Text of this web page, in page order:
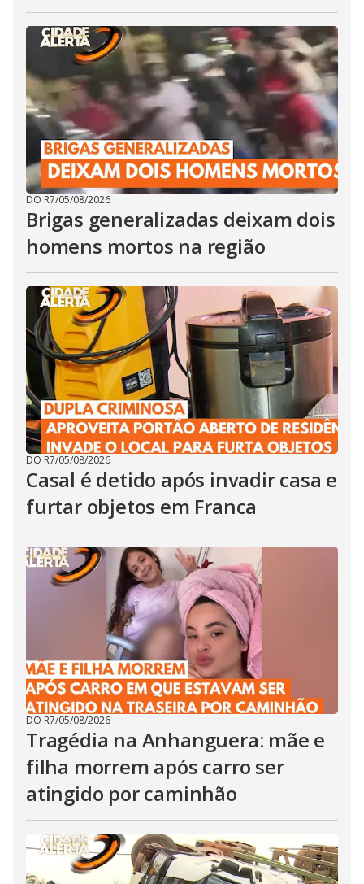
DO R7/05/08/2026
Brigas generalizadas deixam dois
homens mortos na região
DO R7/05/08/2026
Casal é detido após invadir casa e
furtar objetos em Franca
DO R7/05/08/2026
Tragédia na Anhanguera: mãe e
filha morrem após carro ser
atingido por caminhão